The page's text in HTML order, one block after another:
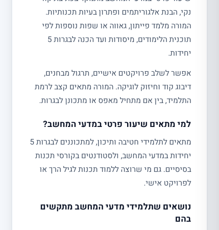
נקי, הבנת אלגוריתמים ופתרון בעיות תכנותיות.
המורה מלמד פייתון, גאווה או שפות נוספות לפי
תוכנית הלימודים, מיסודות ועד הכנה לבגרות 5
יחידות.
אפשר לשלב פרויקטים אישיים, תרגול מבחנים,
דיבוג קוד וחיזוק לוגיקה. המורה מתאים קצב לרמת
התלמיד, בין אם מתחיל מאפס או מתכונן לבגרות.
למי מתאים שיעור פרטי במדעי המחשב?
מתאים לתלמידי חטיבה ותיכון, למתכוננים לבגרות 5
יחידות במדעי המחשב, ולסטודנטים בקורסי תכנות
בסיסיים. גם מי שרוצה ללמוד תכנות לגיל הרך או
לפרויקט אישי.
נושאים שתלמידי מדעי המחשב מתקשים
בהם